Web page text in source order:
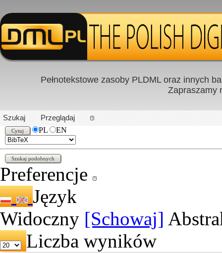
PL|EN
Pełnotekstowe zasoby PLDML oraz innych
Zapraszamy
Szukaj
Przeglądaj
PL
EN
Preferencje
Język
Widoczny [Schowaj]
Liczba wyników